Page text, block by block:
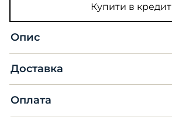
Купити в кредит
Опис
Доставка
Оплата